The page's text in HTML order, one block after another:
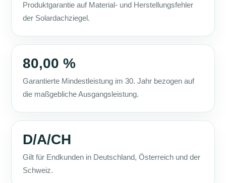
Produktgarantie auf Material- und Herstellungsfehler
der Solardachziegel.
80,00 %
Garantierte Mindestleistung im 30. Jahr bezogen auf
die maßgebliche Ausgangsleistung.
D/A/CH
Gilt für Endkunden in Deutschland, Österreich und der
Schweiz.